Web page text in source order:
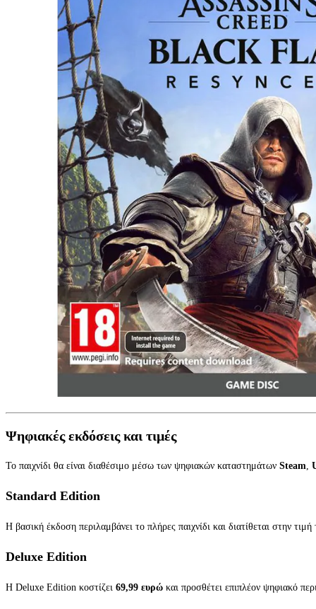
Ψηφιακές εκδόσεις και τιμές
Το παιχνίδι θα είναι διαθέσιμο μέσω των ψηφιακών καταστημάτων Steam,
Standard Edition
Η βασική έκδοση περιλαμβάνει το πλήρες παιχνίδι και διατίθεται στην
Deluxe Edition
Η Deluxe Edition κοστίζει 69,99 ευρώ και προσθέτει επιπλέον ψηφιακό